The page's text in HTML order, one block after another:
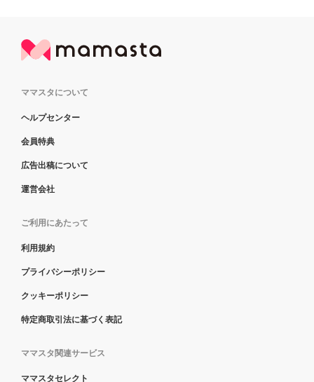
ママスタについて
ヘルプセンター
会員特典
広告出稿について
運営会社
ご利用にあたって
利用規約
プライバシーポリシー
クッキーポリシー
特定商取引法に基づく表記
ママスタ関連サービス
ママスタセレクト